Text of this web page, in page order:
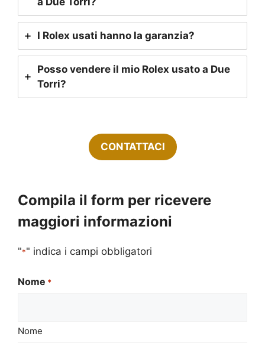
I Rolex usati hanno la garanzia?
Posso vendere il mio Rolex usato a Due
Torri?
CONTATTACI
Compila il form per ricevere
maggiori informazioni
"*" indica i campi obbligatori
Nome *
Nome